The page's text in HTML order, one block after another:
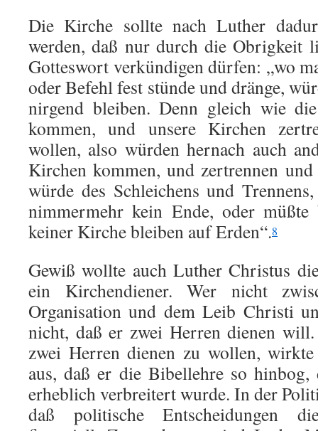
Die Kirche sollte nach Luther
werden, daß nur durch die Obrigkeit
Gotteswort verkündigen dürfen: „wo
oder Befehl fest stünde und dränge,
nirgend bleiben. Denn gleich wie
kommen, und unsere Kirchen
wollen, also wür­den hernach auch
Kirchen kommen, und zer­trennen
würde des Schleichens und
nimmermehr kein Ende, oder
keiner Kirche bleiben auf Erden“.8
Gewiß wollte auch Luther Christus
ein Kirchendiener. Wer nicht
Organisation und dem Leib Christi
nicht, daß er zwei Herren dienen
zwei Herren dienen zu wollen,
aus, daß er die Bibellehre so hinbog,
erheblich verbreitert wurde. In der
daß politische Entscheidungen